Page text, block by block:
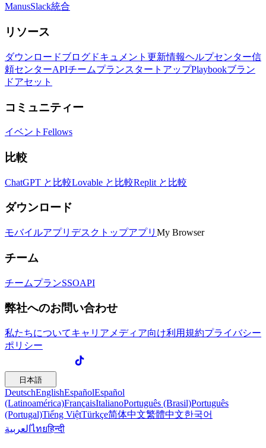
ManusSlack統合
リソース
ダウンロードブログ ドキュメント 更新情報ヘルプセンター信
頼センターAPIチームプランスタートアップPlaybookブラン
ドアセット
コミュニティー
イベント Fellows
比較
ChatGPT と比較Lovable と比較Replit と比較
ダウンロード
モバイルアプリ デスクトップアプリ My Browser
チーム
チームプランSSOAPI
弊社へのお問い合わせ
私たちについてキャリア メディア向け利用規約プライバシー
ポリシー
日本語
DeutschEnglishEspañolEspañol
(Latinoamérica)FrançaisItalianoPortuguês (Brasil)Português
(Portugal)Tiếng ViệtTürkçe简体中文繁體中文한국어
العربيةไทยहिन्दी